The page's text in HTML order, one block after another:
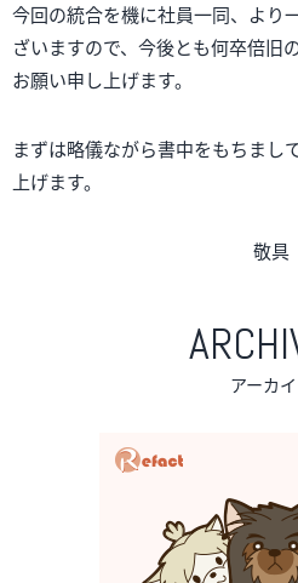
今回の統合を機に社員一同、より
ざいますので、今後とも何卒倍旧
お願い申し上げます。
まずは略儀ながら書中をもちまし
上げます。
敬具
アーカ